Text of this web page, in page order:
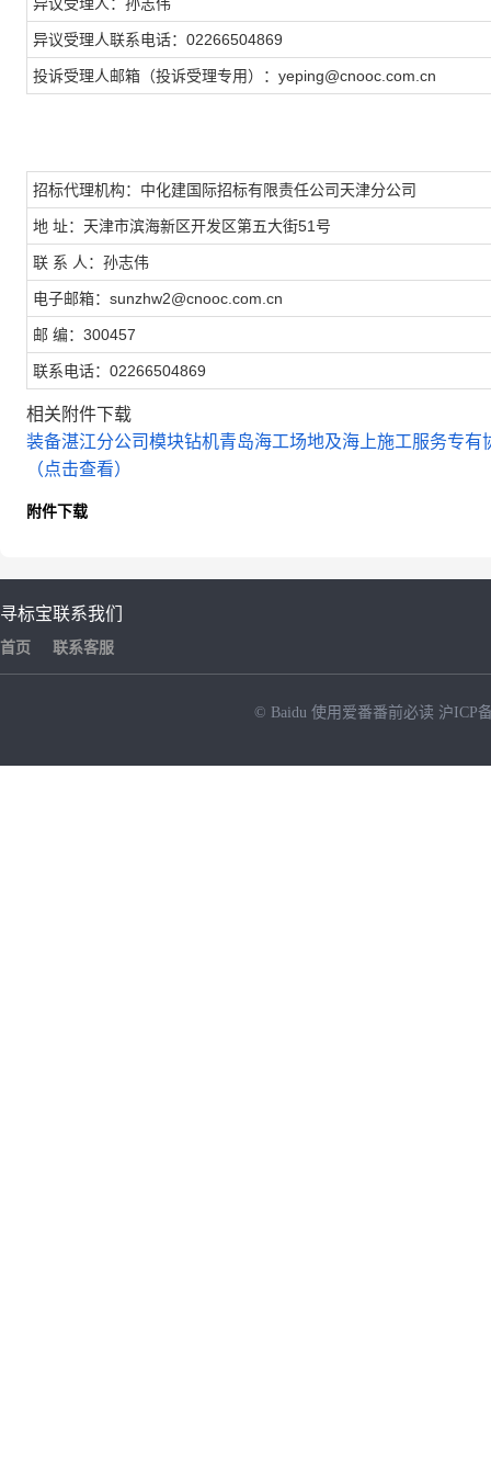
异议受理人联系电话：02266504869
投诉受理人邮箱（投诉受理专用）：yeping@cnooc.com.cn
招标代理机构：中化建国际招标有限责任公司天津分公司
地 址：天津市滨海新区开发区第五大街51号
联 系 人：孙志伟
电子邮箱：sunzhw2@cnooc.com.cn
邮 编：300457
联系电话：02266504869
相关附件下载
装备湛江分公司模块钻机青岛海工场地及海上施工服务专
（点击查看）
附件下载
寻标宝
首页
联系我们
联系客服
© Baidu 使用爱番番前必读 沪ICP